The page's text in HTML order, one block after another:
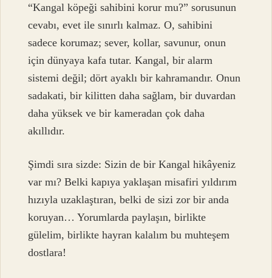
“Kangal köpeği sahibini korur mu?” sorusunun
cevabı, evet ile sınırlı kalmaz. O, sahibini
sadece korumaz; sever, kollar, savunur, onun
için dünyaya kafa tutar. Kangal, bir alarm
sistemi değil; dört ayaklı bir kahramandır. Onun
sadakati, bir kilitten daha sağlam, bir duvardan
daha yüksek ve bir kameradan çok daha
akıllıdır.
Şimdi sıra sizde: Sizin de bir Kangal hikâyeniz
var mı? Belki kapıya yaklaşan misafiri yıldırım
hızıyla uzaklaştıran, belki de sizi zor bir anda
koruyan… Yorumlarda paylaşın, birlikte
gülelim, birlikte hayran kalalım bu muhteşem
dostlara!